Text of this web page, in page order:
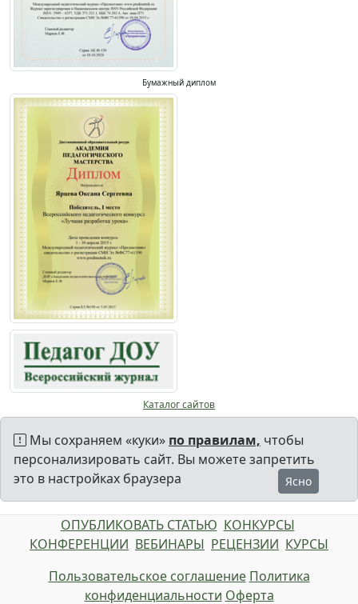
Бумажный диплом
Каталог сайтов
Мы сохраняем «куки» по правилам, чтобы
персонализировать сайт. Вы можете запретить
это в настройках браузера
Ясно
ОПУБЛИКОВАТЬ СТАТЬЮ КОНКУРСЫ
КОНФЕРЕНЦИИ ВЕБИНАРЫ РЕЦЕНЗИИ КУРСЫ
Пользовательское соглашение Политика
конфиденциальности Оферта